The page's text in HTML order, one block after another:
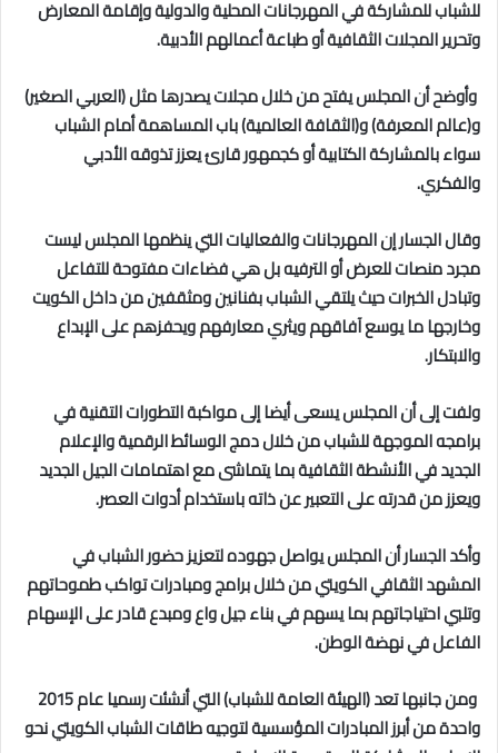
للشباب للمشاركة في المهرجانات المحلية والدولية وإقامة المعارض
وتحرير المجلات الثقافية أو طباعة أعمالهم الأدبية.
وأوضح أن المجلس يفتح من خلال مجلات يصدرها مثل (العربي الصغير)
و(عالم المعرفة) و(الثقافة العالمية) باب المساهمة أمام الشباب
سواء بالمشاركة الكتابية أو كجمهور قارئ يعزز تذوقه الأدبي
والفكري.
وقال الجسار إن المهرجانات والفعاليات التي ينظمها المجلس ليست
مجرد منصات للعرض أو الترفيه بل هي فضاءات مفتوحة للتفاعل
وتبادل الخبرات حيث يلتقي الشباب بفنانين ومثقفين من داخل الكويت
وخارجها ما يوسع آفاقهم ويثري معارفهم ويحفزهم على الإبداع
والابتكار.
ولفت إلى أن المجلس يسعى أيضا إلى مواكبة التطورات التقنية في
برامجه الموجهة للشباب من خلال دمج الوسائط الرقمية والإعلام
الجديد في الأنشطة الثقافية بما يتماشى مع اهتمامات الجيل الجديد
ويعزز من قدرته على التعبير عن ذاته باستخدام أدوات العصر.
وأكد الجسار أن المجلس يواصل جهوده لتعزيز حضور الشباب في
المشهد الثقافي الكويتي من خلال برامج ومبادرات تواكب طموحاتهم
وتلبي احتياجاتهم بما يسهم في بناء جيل واع ومبدع قادر على الإسهام
الفاعل في نهضة الوطن.
ومن جانبها تعد (الهيئة العامة للشباب) التي أنشئت رسميا عام 2015
واحدة من أبرز المبادرات المؤسسية لتوجيه طاقات الشباب الكويتي نحو